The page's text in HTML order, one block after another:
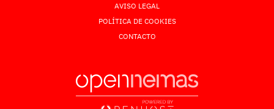
AVISO LEGAL
POLÍTICA DE COOKIES
CONTACTO